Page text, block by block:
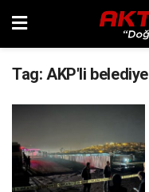
Tag: AKP'li belediye